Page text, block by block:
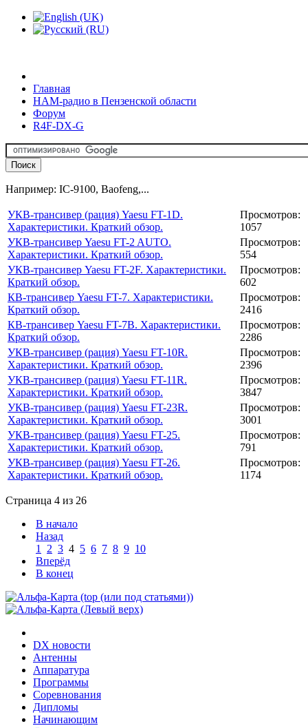
Главная
HAM-радио в Пензенской области
Форум
R4F-DX-G
Например: IC-9100, Baofeng,...
УКВ-трансивер (рация) Yaesu FT-1D.
Характеристики. Краткий обзор.
Просмотров:
1057
УКВ-трансивер Yaesu FT-2 AUTO.
Характеристики. Краткий обзор.
Просмотров:
554
УКВ-трансивер Yaesu FT-2F. Характеристики.
Краткий обзор.
Просмотров:
602
КВ-трансивер Yaesu FT-7. Характеристики.
Краткий обзор.
Просмотров:
2416
КВ-трансивер Yaesu FT-7B. Характеристики.
Краткий обзор.
Просмотров:
2286
УКВ-трансивер (рация) Yaesu FT-10R.
Характеристики. Краткий обзор.
Просмотров:
2396
УКВ-трансивер (рация) Yaesu FT-11R.
Характеристики. Краткий обзор.
Просмотров:
3847
УКВ-трансивер (рация) Yaesu FT-23R.
Характеристики. Краткий обзор.
Просмотров:
3001
УКВ-трансивер (рация) Yaesu FT-25.
Характеристики. Краткий обзор.
Просмотров:
791
УКВ-трансивер (рация) Yaesu FT-26.
Характеристики. Краткий обзор.
Просмотров:
1174
Страница 4 из 26
В начало
Назад
1
2 3 4 5 6 7 8 9 10
Вперёд
В конец
DX новости
Антенны
Аппаратура
Программы
Соревнования
Дипломы
Начинающим